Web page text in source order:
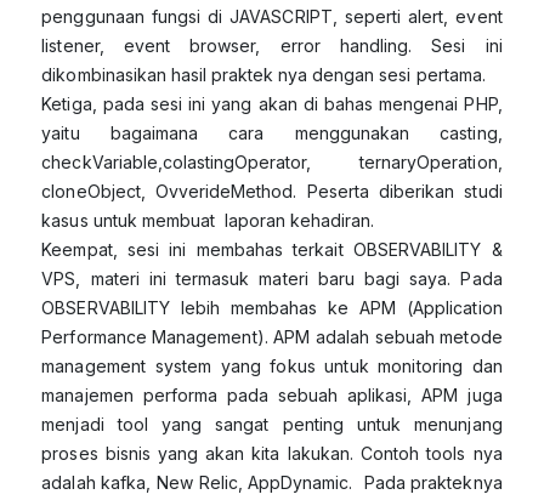
penggunaan fungsi di JAVASCRIPT, seperti alert, event
listener, event browser, error handling. Sesi ini
dikombinasikan hasil praktek nya dengan sesi pertama.
Ketiga, pada sesi ini yang akan di bahas mengenai PHP,
yaitu bagaimana cara menggunakan casting,
checkVariable,colastingOperator, ternaryOperation,
cloneObject, OvverideMethod. Peserta diberikan studi
kasus untuk membuat laporan kehadiran.
Keempat, sesi ini membahas terkait OBSERVABILITY &
VPS, materi ini termasuk materi baru bagi saya. Pada
OBSERVABILITY lebih membahas ke APM (Application
Performance Management). APM adalah sebuah metode
management system yang fokus untuk monitoring dan
manajemen performa pada sebuah aplikasi, APM juga
menjadi tool yang sangat penting untuk menunjang
proses bisnis yang akan kita lakukan. Contoh tools nya
adalah kafka, New Relic, AppDynamic. Pada prakteknya